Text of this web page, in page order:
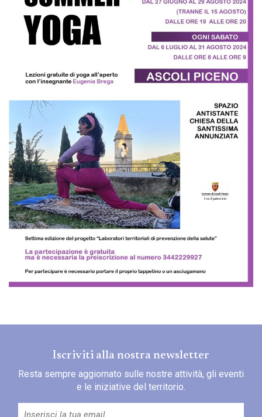
Iscriviti alla nostra newsletter
Resta sempre aggiornato sulle nostre attività, gli eventi
e le iniziative del territorio.